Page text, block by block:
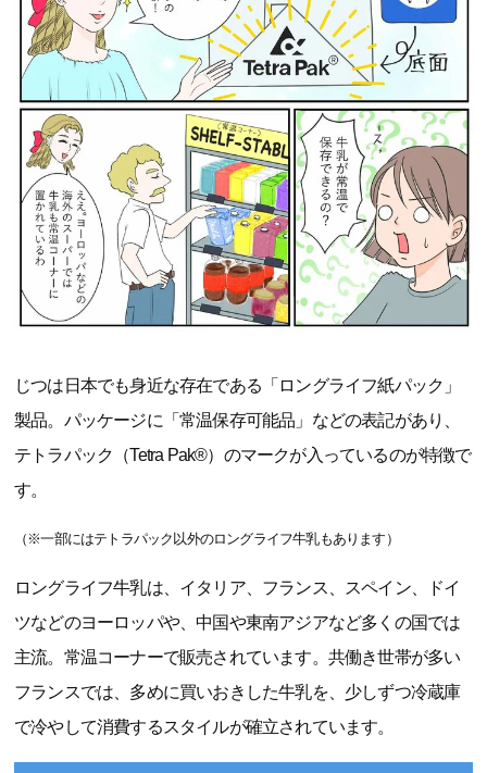
じつは日本でも身近な存在である「ロングライフ紙パック」
製品。パッケージに「常温保存可能品」などの表記があり、
テトラパック（Tetra Pak®）のマークが入っているのが特徴で
す。
（※一部にはテトラパック以外のロングライフ牛乳もあります）
ロングライフ牛乳は、イタリア、フランス、スペイン、ドイ
ツなどのヨーロッパや、中国や東南アジアなど多くの国では
主流。常温コーナーで販売されています。共働き世帯が多い
フランスでは、多めに買いおきした牛乳を、少しずつ冷蔵庫
で冷やして消費するスタイルが確立されています。